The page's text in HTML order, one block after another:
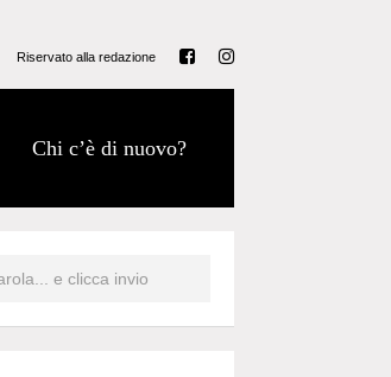
Riservato alla redazione
Chi c’è di nuovo?